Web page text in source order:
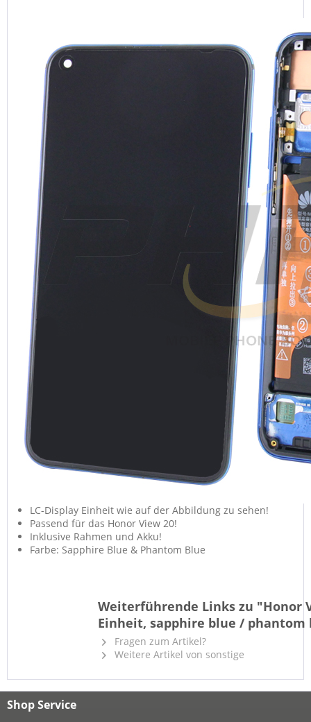
LC-Display Einheit wie auf der Abbildung zu sehen!
Passend für das Honor View 20!
Inklusive Rahmen und Akku!
Farbe: Sapphire Blue & Phantom Blue
Weiterführende Links zu "Honor
Einheit, sapphire blue / phantom
Fragen zum Artikel?
Weitere Artikel von sonstige
Shop Service